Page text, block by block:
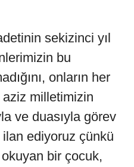
sekizinci yıl
bu
onların her
milletimizin
ve duasıyla görev
ilan ediyoruz çünkü
bir çocuk,